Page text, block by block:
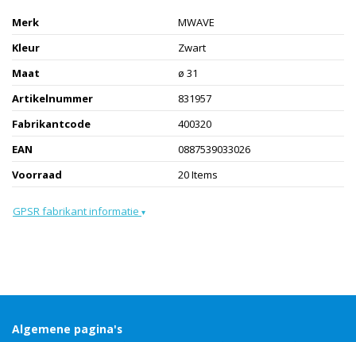
Merk
MWAVE
Kleur
Zwart
Maat
ø 31
Artikelnummer
831957
Fabrikantcode
400320
EAN
0887539033026
Voorraad
20 Items
GPSR fabrikant informatie ▾
Algemene pagina's